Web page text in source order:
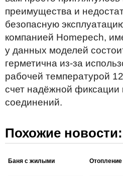
преимущества и
безопасную
компанией Homepech,
у данных моделей
герметична из-за
рабочей температурой
счет надёжной фиксации
соединений.
Похожие новости:
Баня с жилыми